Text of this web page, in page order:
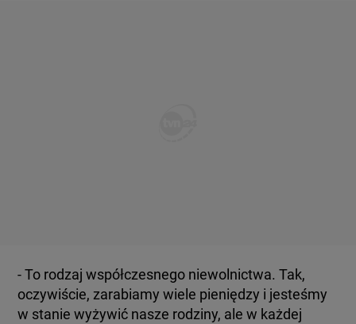
- To rodzaj współczesnego niewolnictwa. Tak,
oczywiście, zarabiamy wiele pieniędzy i jesteśmy
w stanie wyżywić nasze rodziny, ale w każdej